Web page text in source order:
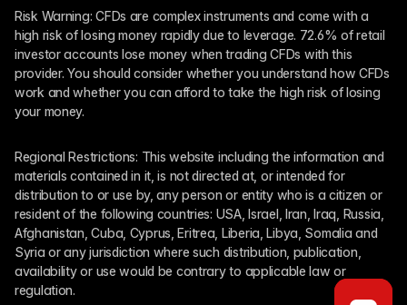
Risk Warning: CFDs are complex instruments and come with a
high risk of losing money rapidly due to leverage. 72.6% of retail
investor accounts lose money when trading CFDs with this
provider. You should consider whether you understand how CFDs
work and whether you can afford to take the high risk of losing
your money.
Regional Restrictions: This website including the information and
materials contained in it, is not directed at, or intended for
distribution to or use by, any person or entity who is a citizen or
resident of the following countries: USA, Israel, Iran, Iraq, Russia,
Afghanistan, Cuba, Cyprus, Eritrea, Liberia, Libya, Somalia and
Syria or any jurisdiction where such distribution, publication,
availability or use would be contrary to applicable law or
regulation.